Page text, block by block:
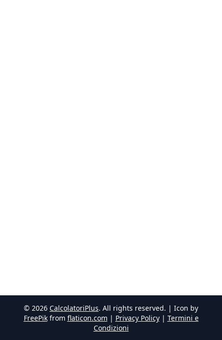
© 2026 CalcolatoriPlus. All rights reserved. | Icon by
FreePik from flaticon.com | Privacy Policy| Termini e
Condizioni